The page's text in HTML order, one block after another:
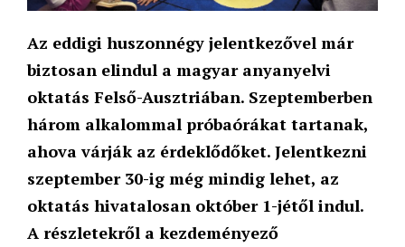
Az eddigi huszonnégy jelentkezővel már
biztosan elindul a magyar anyanyelvi
oktatás Felső-Ausztriában. Szeptemberben
három alkalommal próbaórákat tartanak,
ahova várják az érdeklődőket. Jelentkezni
szeptember 30-ig még mindig lehet, az
oktatás hivatalosan október 1-jétől indul.
A részletekről a kezdeményező